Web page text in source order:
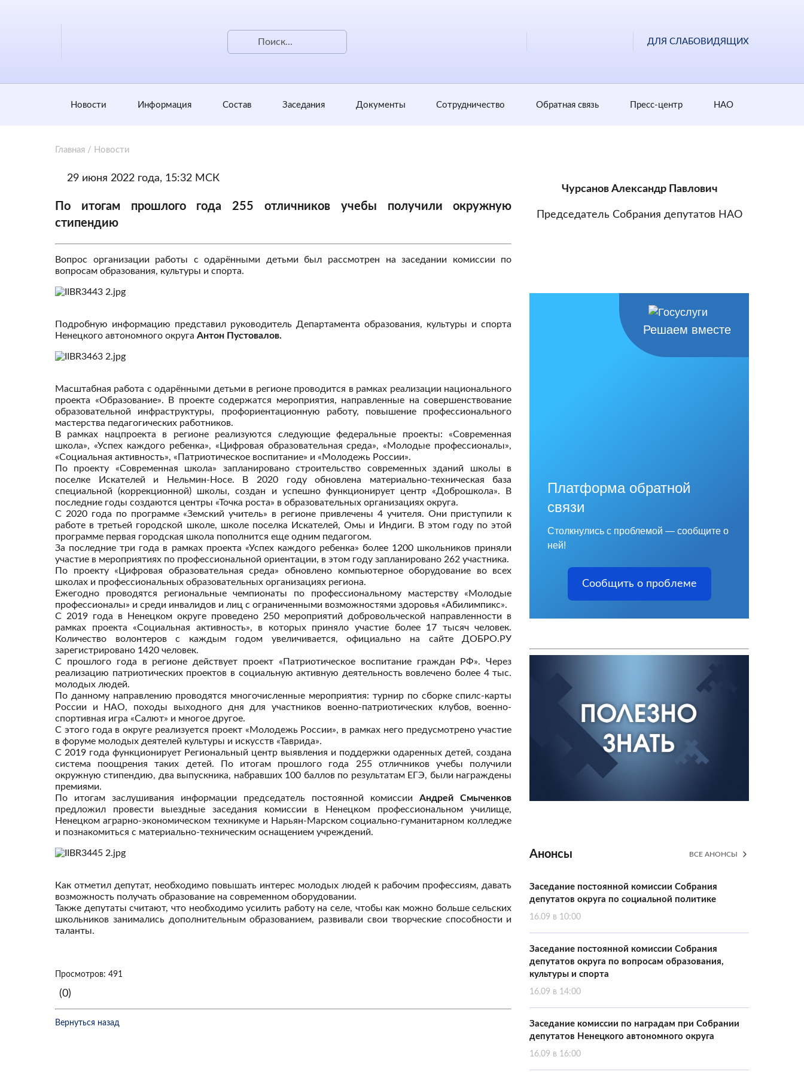
ДЛЯ СЛАБОВИДЯЩИХ
Новости Информация Состав Заседания Документы Сотрудничество Обратная cвязь Пресс-центр НАО
Главная / Новости
29 июня 2022 года, 15:32 МСК
По итогам прошлого года 255 отличников учебы получили окружную
стипендию
Вопрос организации работы с одарёнными детьми был рассмотрен на заседании комиссии по
вопросам образования, культуры и спорта.
Подробную информацию представил руководитель Департамента образования, культуры и спорта
Ненецкого автономного округа Антон Пустовалов.
Масштабная работа с одарёнными детьми в регионе проводится в рамках реализации национального
проекта «Образование». В проекте содержатся мероприятия, направленные на совершенствование
образовательной инфраструктуры, профориентационную работу, повышение профессионального
мастерства педагогических работников.
В рамках нацпроекта в регионе реализуются следующие федеральные проекты: «Современная
школа», «Успех каждого ребенка», «Цифровая образовательная среда», «Молодые профессионалы»,
«Социальная активность», «Патриотическое воспитание» и «Молодежь России».
По проекту «Современная школа» запланировано строительство современных зданий школы в
поселке Искателей и Нельмин-Носе. В 2020 году обновлена материально-техническая база
специальной (коррекционной) школы, создан и успешно функционирует центр «Доброшкола». В
последние годы создаются центры «Точка роста» в образовательных организациях округа.
С 2020 года по программе «Земский учитель» в регионе привлечены 4 учителя. Они приступили к
работе в третьей городской школе, школе поселка Искателей, Омы и Индиги. В этом году по этой
программе первая городская школа пополнится еще одним педагогом.
За последние три года в рамках проекта «Успех каждого ребенка» более 1200 школьников приняли
участие в мероприятиях по профессиональной ориентации, в этом году запланировано 262 участника.
По проекту «Цифровая образовательная среда» обновлено компьютерное оборудование во всех
школах и профессиональных образовательных организациях региона.
Ежегодно проводятся региональные чемпионаты по профессиональному мастерству «Молодые
профессионалы» и среди инвалидов и лиц с ограниченными возможностями здоровья «Абилимпикс».
С 2019 года в Ненецком округе проведено 250 мероприятий добровольческой направленности в
рамках проекта «Социальная активность», в которых приняло участие более 17 тысяч человек.
Количество волонтеров с каждым годом увеличивается, официально на сайте ДОБРО.РУ
зарегистрировано 1420 человек.
С прошлого года в регионе действует проект «Патриотическое воспитание граждан РФ». Через
реализацию патриотических проектов в социальную активную деятельность вовлечено более 4 тыс.
молодых людей.
По данному направлению проводятся многочисленные мероприятия: турнир по сборке спилс-карты
России и НАО, походы выходного дня для участников военно-патриотических клубов, военно-
спортивная игра «Салют» и многое другое.
С этого года в округе реализуется проект «Молодежь России», в рамках него предусмотрено участие
в форуме молодых деятелей культуры и искусств «Таврида».
С 2019 года функционирует Региональный центр выявления и поддержки одаренных детей, создана
система поощрения таких детей. По итогам прошлого года 255 отличников учебы получили
окружную стипендию, два выпускника, набравших 100 баллов по результатам ЕГЭ, были награждены
премиями.
По итогам заслушивания информации председатель постоянной комиссииАндрей Смыченков
предложил провести выездные заседания комиссии в Ненецком профессиональном училище,
Ненецком аграрно-экономическом техникуме и Нарьян-Марском социально-гуманитарном колледже
и познакомиться с материально-техническим оснащением учреждений.
Как отметил депутат, необходимо повышать интерес молодых людей к рабочим профессиям, давать
возможность получать образование на современном оборудовании.
Также депутаты считают, что необходимо усилить работу на селе, чтобы как можно больше сельских
школьников занимались дополнительным образованием, развивали свои творческие способности и
таланты.
Просмотров: 491
(0)
Вернуться назад
Чурсанов Александр Павлович
Председатель Собрания депутатов НАО
Решаем вместе
Платформа обратной
связи
Столкнулись с проблемой — сообщите о
ней!
Сообщить о проблеме
Анонсы ВСЕ АНОНСЫ
Заседание постоянной комиссии Собрания
депутатов округа по социальной политике
16.09 в 10:00
Заседание постоянной комиссии Собрания
депутатов округа по вопросам образования,
культуры и спорта
16.09 в 14:00
Заседание комиссии по наградам при Собрании
депутатов Ненецкого автономного округа
16.09 в 16:00